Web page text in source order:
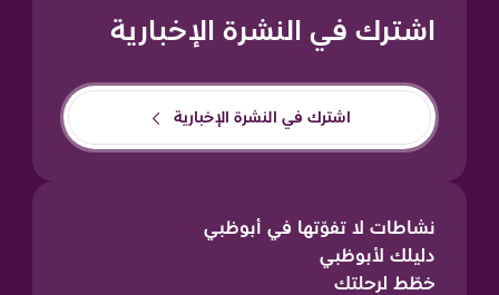
اشترك في النشرة الإخبارية
اشترك في النشرة الإخبارية
نشاطات لا تفوّتها في أبوظبي
دليلك لأبوظبي
خطّط لرحلتك